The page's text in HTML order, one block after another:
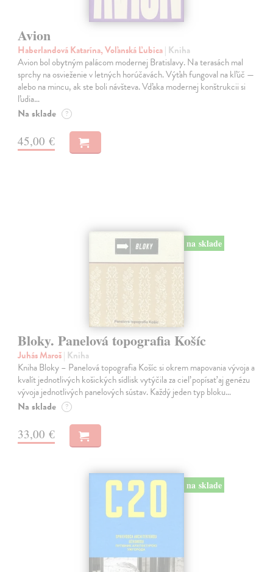
Avion
Haberlandová Katarína, Voľanská Ľubica| Kniha
Avion bol obytným palácom modernej Bratislavy. Na terasách mal
sprchy na osvieženie v letných horúčavách. Výťah fungoval na kľúč —
alebo na mincu, ak ste boli návšteva. Vďaka modernej konštrukcii si
ľudia…
Na sklade ?
45,00 €
na sklade
Bloky. Panelová topografia Košíc
Juhás Maroš| Kniha
Kniha Bloky – Panelová topografia Košíc si okrem mapovania vývoja a
kvalít jednotlivých košických sídlisk vytýčila za cieľ popísať aj genézu
vývoja jednotlivých panelových sústav. Každý jeden typ bloku…
Na sklade ?
33,00 €
na sklade